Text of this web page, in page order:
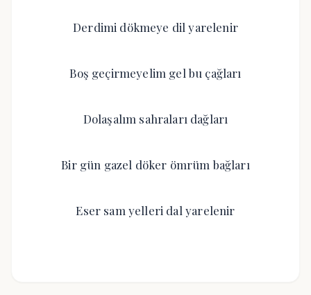
Derdimi dökmeye dil yarelenir
Boş geçirmeyelim gel bu çağları
Dolaşalım sahraları dağları
Bir gün gazel döker ömrüm bağları
Eser sam yelleri dal yarelenir